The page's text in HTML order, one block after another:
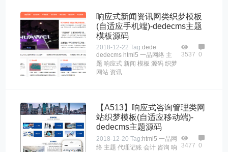
响应式新闻资讯网类织梦模板
(自适应手机端)-dedecms主题
模板源码
2018-12-22 Tag:dede
dedecms html5 一品网络 主
题 响应式 新闻 模板 源码 织梦
网站 资讯
3537 0
【A513】响应式咨询管理类网
站织梦模板(自适应移动端)-
dedecms主题源码
2018-12-20 Tag: html5 一品网
络 主题 代理记账 会计 咨询 响
3477 0